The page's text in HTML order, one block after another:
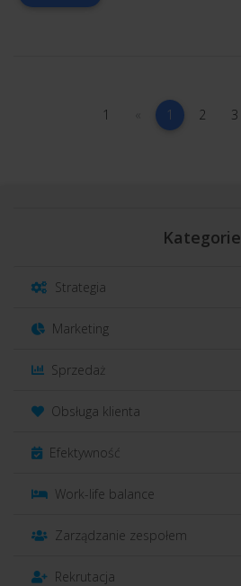
1 poprzednia
1 (current)
22 33
Kategorie
Strategia
Marketing
Sprzedaż
Obsługa klienta
Efektywność
Work-life balance
Zarządzanie zespołem
Rekrutacja